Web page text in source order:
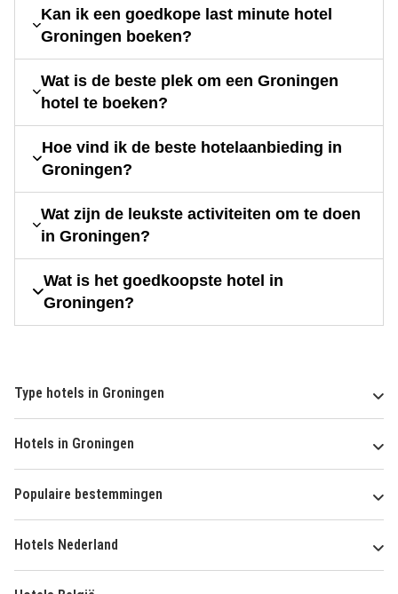
Kan ik een goedkope last minute hotel
Groningen boeken?
Wat is de beste plek om een Groningen
hotel te boeken?
Hoe vind ik de beste hotelaanbieding in
Groningen?
Wat zijn de leukste activiteiten om te doen
in Groningen?
Wat is het goedkoopste hotel in
Groningen?
Type hotels in Groningen
Hotels in Groningen
Populaire bestemmingen
Hotels Nederland